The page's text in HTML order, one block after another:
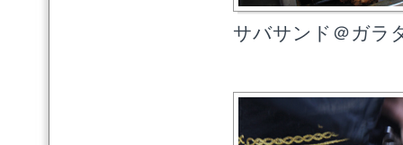
サバサンド＠ガラ